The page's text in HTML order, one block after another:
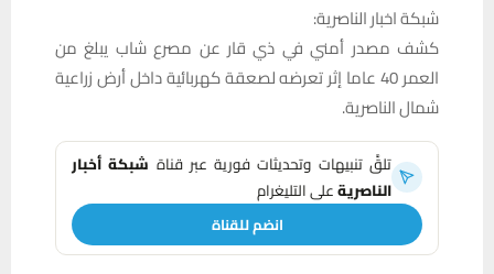
شبكة اخبار الناصرية:
كشف مصدر أمني في ذي قار عن مصرع شاب يبلغ من
العمر 40 عاما إثر تعرضه لصعقة كهربائية داخل أرض زراعية
شمال الناصرية.
تلقَّ تنبيهات وتحديثات فورية عبر قناة شبكة أخبار
الناصريةعلى التليغرام
انضم للقناة